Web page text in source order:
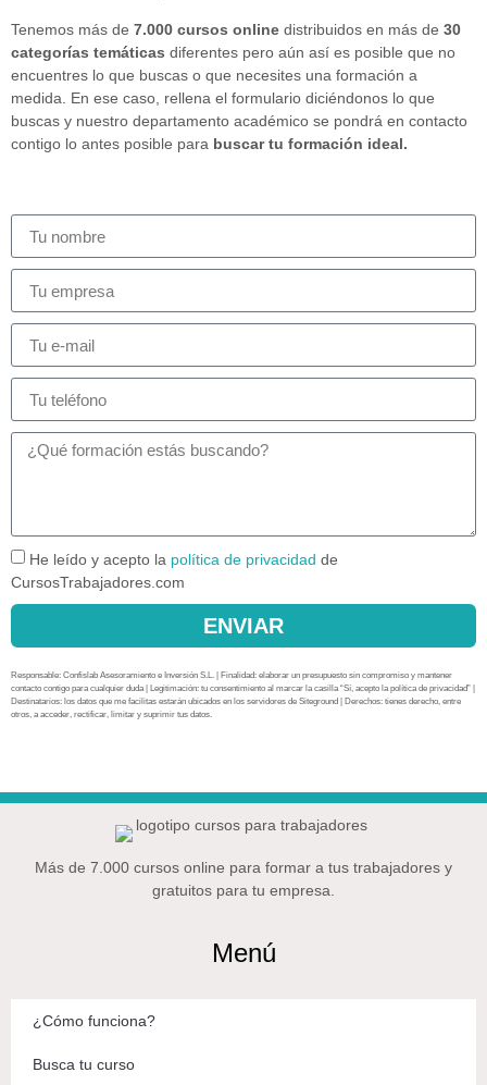
Tenemos más de 7.000 cursos online distribuidos en más de 30
categorías temáticas diferentes pero aún así es posible que no
encuentres lo que buscas o que necesites una formación a
medida. En ese caso, rellena el formulario diciéndonos lo que
buscas y nuestro departamento académico se pondrá en contacto
contigo lo antes posible para buscar tu formación ideal.
He leído y acepto la política de privacidad de
CursosTrabajadores.com
ENVIAR
Responsable: Confislab Asesoramiento e Inversión S.L. | Finalidad: elaborar un presupuesto sin compromiso y mantener
contacto contigo para cualquier duda | Legitimación: tu consentimiento al marcar la casilla “Sí, acepto la política de privacidad” |
Destinatarios: los datos que me facilitas estarán ubicados en los servidores de Siteground | Derechos: tienes derecho, entre
otros, a acceder, rectificar, limitar y suprimir tus datos.
Más de 7.000 cursos online para formar a tus trabajadores y
gratuitos para tu empresa.
Menú
¿Cómo funciona?
Busca tu curso